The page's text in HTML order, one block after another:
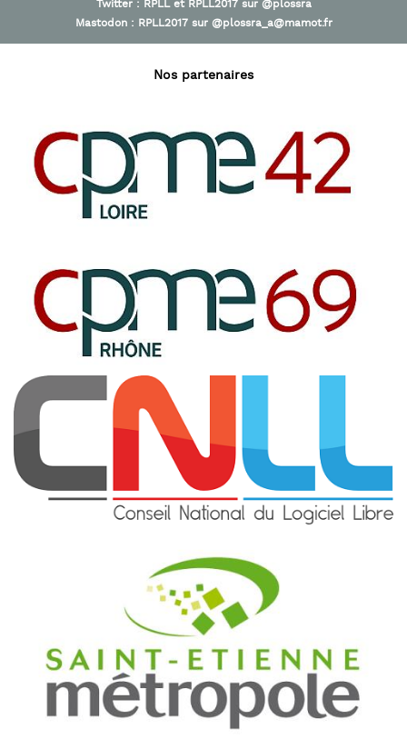
Twitter : RPLLet RPLL2017sur @plossra
Mastodon : RPLL2017sur @plossra_a@mamot.fr
Nos partenaires